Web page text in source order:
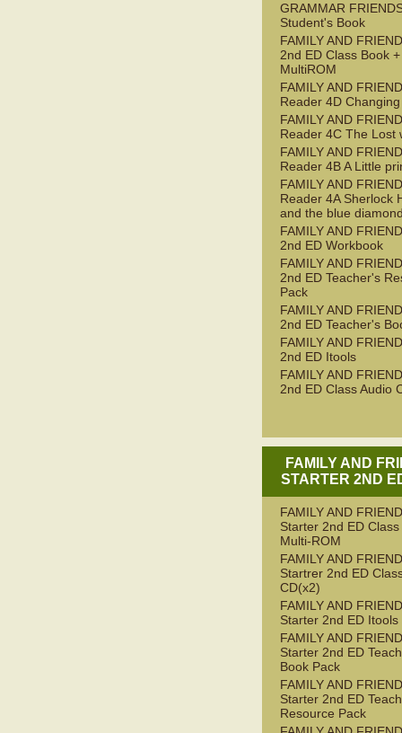
GRAMMAR
Student's Book
FAMILY AND
2nd ED Class Book +
MultiROM
FAMILY AND
Reader 4D
FAMILY AND
Reader 4C The Lost
FAMILY AND
Reader 4B A Little
FAMILY AND
Reader 4A Sherlock
and the blue
FAMILY AND
2nd ED Workbook
FAMILY AND
2nd ED Teacher's
Pack
FAMILY AND
2nd ED Teacher's
FAMILY AND
2nd ED Itools
FAMILY AND
2nd ED Class Audio
FAMILY AND
STARTER 2ND
FAMILY AND
Starter 2nd ED
Multi-ROM
FAMILY AND
Startrer 2nd ED
CD(x2)
FAMILY AND
Starter 2nd ED Itools
FAMILY AND
Starter 2nd ED
Book Pack
FAMILY AND
Starter 2nd ED
Resource Pack